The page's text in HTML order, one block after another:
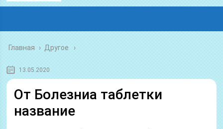
Главная › Другое
13.05.2020
От Болезниа таблетки
название